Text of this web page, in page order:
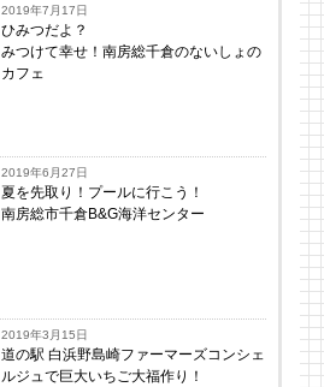
2019年7月17日
ひみつだよ？
みつけて幸せ！南房総千倉のないしょの
カフェ
2019年6月27日
夏を先取り！プールに行こう！
南房総市千倉B&G海洋センター
2019年3月15日
道の駅 白浜野島崎ファーマーズコンシェ
ルジュで巨大いちご大福作り！